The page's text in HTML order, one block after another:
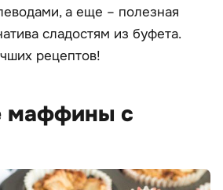
а еще – полезная
сладостям из буфета.
рецептов!
маффины с